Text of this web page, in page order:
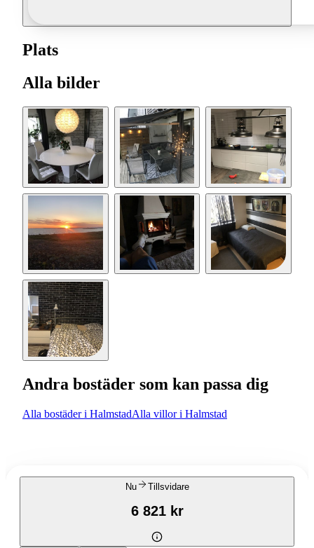
Plats
Alla bilder
Andra bostäder som kan passa dig
Alla bostäder i HalmstadAlla villor i Halmstad
Nu Tillsvidare
6 821 kr